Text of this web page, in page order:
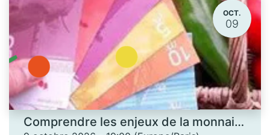
OCT.
09
Comprendre les enjeux de la monnaie locale - Les Ateliers des savoirs